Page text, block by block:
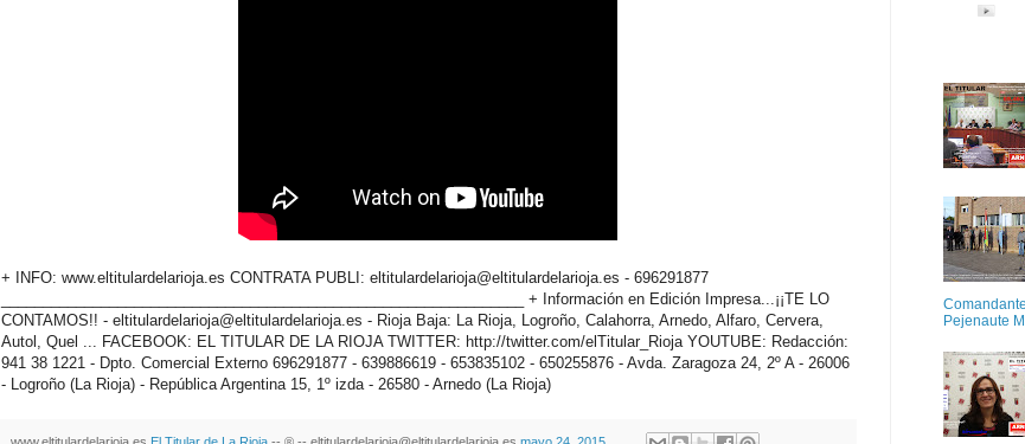
+ INFO: www.eltitulardelarioja.es CONTRATA PUBLI: eltitulardelarioja@eltitulardelarioja.es - 696291877
_______________________________________________________________ + Información en Edición Impresa...¡¡TE LO
CONTAMOS!! - eltitulardelarioja@eltitulardelarioja.es - Rioja Baja: La Rioja, Logroño, Calahorra, Arnedo, Alfaro, Cervera,
Autol, Quel ... FACEBOOK: EL TITULAR DE LA RIOJA TWITTER: http://twitter.com/elTitular_Rioja YOUTUBE: Redacción:
941 38 1221 - Dpto. Comercial Externo 696291877 - 639886619 - 653835102 - 650255876 - Avda. Zaragoza 24, 2º A - 26006
- Logroño (La Rioja) - República Argentina 15, 1º izda - 26580 - Arnedo (La Rioja)
Pejenaute